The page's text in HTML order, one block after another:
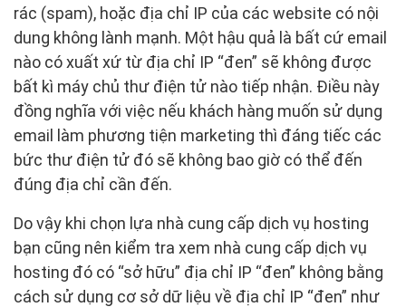
rác (spam), hoặc địa chỉ IP của các website có nội
dung không lành mạnh. Một hậu quả là bất cứ email
nào có xuất xứ từ địa chỉ IP “đen” sẽ không được
bất kì máy chủ thư điện tử nào tiếp nhận. Điều này
đồng nghĩa với việc nếu khách hàng muốn sử dụng
email làm phương tiện marketing thì đáng tiếc các
bức thư điện tử đó sẽ không bao giờ có thể đến
đúng địa chỉ cần đến.
Do vậy khi chọn lựa nhà cung cấp dịch vụ hosting
bạn cũng nên kiểm tra xem nhà cung cấp dịch vụ
hosting đó có “sở hữu” địa chỉ IP “đen” không bằng
cách sử dụng cơ sở dữ liệu về địa chỉ IP “đen” như